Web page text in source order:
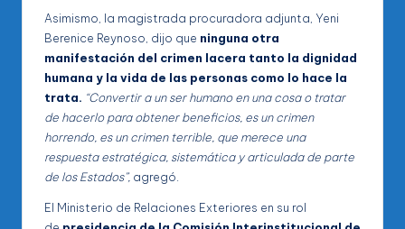
Asimismo, la magistrada procuradora adjunta, Yeni
Berenice Reynoso, dijo que ninguna otra
manifestación del crimen lacera tanto la dignidad
humana y la vida de las personas como lo hace la
trata. “Convertir a un ser humano en una cosa o tratar
de hacerlo para obtener beneficios, es un crimen
horrendo, es un crimen terrible, que merece una
respuesta estratégica, sistemática y articulada de parte
de los Estados”, agregó.
El Ministerio de Relaciones Exteriores en su rol